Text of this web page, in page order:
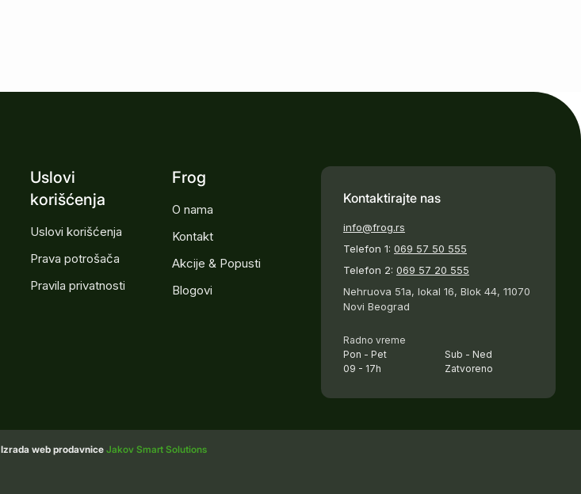
Uslovi
korišćenja
Uslovi korišćenja
Prava potrošača
Pravila privatnosti
Frog
O nama
Kontakt
Akcije & Popusti
Blogovi
Kontaktirajte nas
info@frog.rs
Telefon 1: 069 57 50 555
Telefon 2: 069 57 20 555
Nehruova 51a, lokal 16, Blok 44, 11070
Novi Beograd
Radno vreme
Pon - Pet
09 - 17h
Sub - Ned
Zatvoreno
Izrada web prodavnice Jakov Smart Solutions